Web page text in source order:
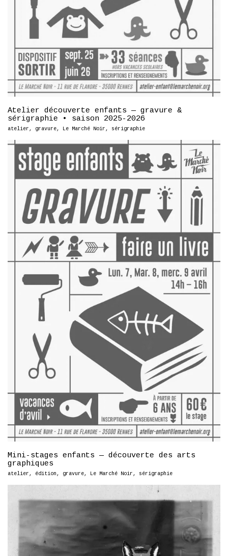
Atelier découverte enfants — gravure &
sérigraphie • saison 2025-2026
atelier, gravure, Le Marché Noir, sérigraphie
Mini-stages enfants — découverte des arts
graphiques
atelier, édition, gravure, Le Marché Noir, sérigraphie